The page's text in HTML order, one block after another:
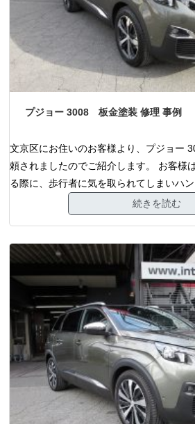
プジョー 3008 板金塗装 修理 事例
文京区にお住いのお客様より、プジョー
頼されましたのでご紹介します。 お客様
る際に、歩行者に気を取られてしまいハ
続きを読む